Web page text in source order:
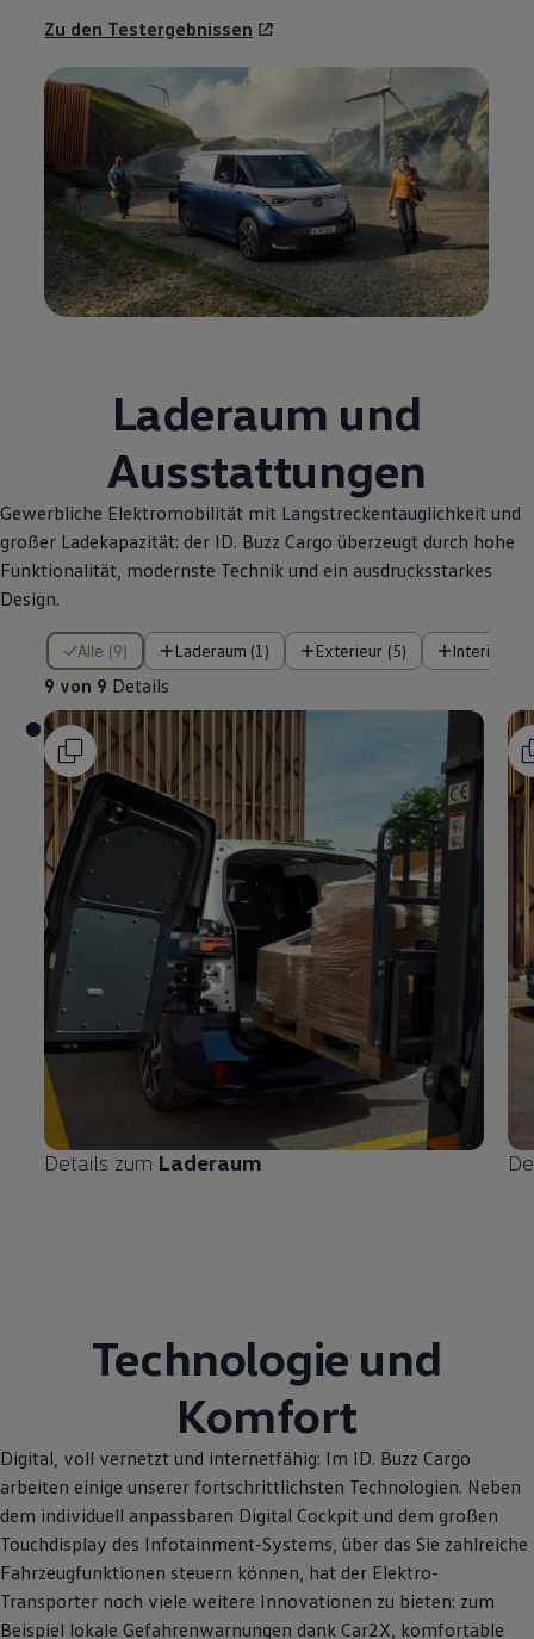
Zu den Testergebnissen
Laderaum und
Ausstattungen
Gewerbliche Elektromobilität mit Langstreckentauglichkeit und
großer Ladekapazität: der ID. Buzz Cargo überzeugt durch hohe
Funktionalität, modernste Technik und ein ausdrucksstarkes
Design.
Alle (9) Laderaum (1) Exterieur (5) Interieur
9 von 9 Details
9 von 9 Details
Details zum Laderaum
Technologie und
Komfort
Digital, voll vernetzt und internetfähig: Im ID. Buzz Cargo
arbeiten einige unserer fortschrittlichsten Technologien. Neben
dem individuell anpassbaren Digital Cockpit und dem großen
Touchdisplay des Infotainment-Systems, über das Sie zahlreiche
Fahrzeugfunktionen steuern können, hat der Elektro-
Transporter noch viele weitere Innovationen zu bieten: zum
Beispiel lokale Gefahrenwarnungen dank Car2X, komfortable